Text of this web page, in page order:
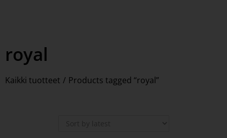
royal
Kaikki tuotteet / Products tagged “royal”